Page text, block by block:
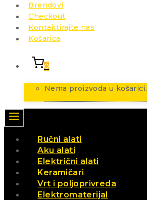
Brendovi
Checkout
Kontaktirajte nas
Košarica
0
Nema proizvoda u košarici.
Ručni alati
Aku alati
Električni alati
Keramičari
Vrt i poljoprivreda
Elektromaterijal